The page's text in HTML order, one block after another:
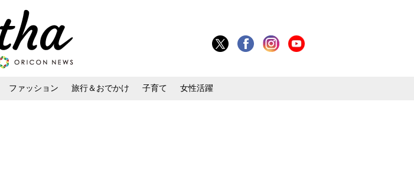
ファッション 旅行＆おでかけ 子育て 女性活躍